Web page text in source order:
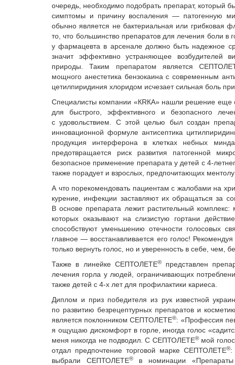
очередь, необходимо подобрать препарат, который
симптомы и причину воспаления — патогенную
обычно является не бактериальная или грибковая
то, что большинство препаратов для лечения боли в
у фармацевта в арсенале должно быть надежное
значит эффективно устраняющее возбудителей
природы. Таким препаратом является
мощного анестетика бензокаина с современным
цетилпиридиния хлоридом исчезает сильная боль
Специалисты компании «КRКА» нашли решение еще
для быстрого, эффективного и безопасного
с удовольствием. С этой целью был создан
инновационной формуле антисептика
продукция интерферона в клетках небных
предотвращается риск развития патогенной
безопасное применение препарата у детей с 4-
также порадует и взрослых, предпочитающих ментолу
А что порекомендовать пациентам с жалобами на
курение, инфекции заставляют их обращаться за
В основе препарата лежит растительный
которых оказывают на слизистую гортани
способствуют уменьшению отечности голосовых
главное — восстанавливается его голос!
только вернуть голос, но и уверенность в себе, чем,
Также в линейке СЕПТОЛЕТЕ®представлен
лечения горла у людей, ограничивающих
также детей с 4-х лет для профилактики кариеса.
Диплом и приз победителя из рук известной
по развитию безрецептурных препаратов и
является поклонником СЕПТОЛЕТЕ®: «Профессия
я ощущаю дискомфорт в горле, иногда голос
меня никогда не подводил. С СЕПТОЛЕТЕ®мой голос
отдал предпочтение торговой марке СЕПТОЛЕТЕ®:
выбрали СЕПТОЛЕТЕ®в номинации «Препараты